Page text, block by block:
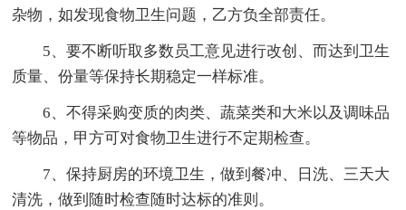
杂物，如发现食物卫生问题，乙方负全部责任。
5、要不断听取多数员工意见进行改创、而达到卫生
质量、份量等保持长期稳定一样标准。
6、不得采购变质的肉类、蔬菜类和大米以及调味品
等物品，甲方可对食物卫生进行不定期检查。
7、保持厨房的环境卫生，做到餐冲、日洗、三天大
清洗，做到随时检查随时达标的准则。